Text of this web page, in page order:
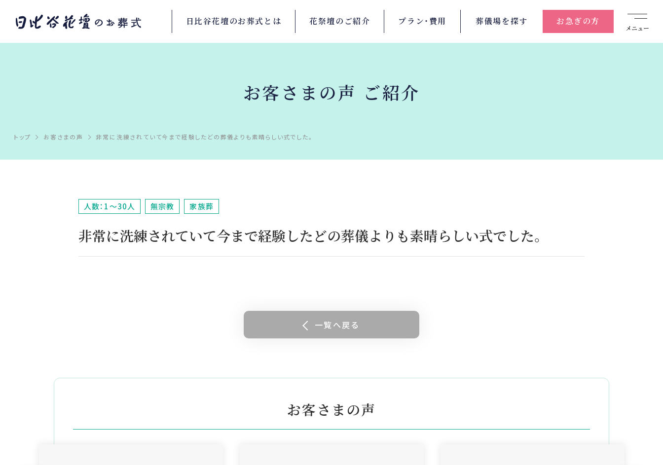
メニュー
日比谷花壇のお葬式とは 花祭壇の ご紹介 プラン・ 費用 葬儀場を探す お急ぎの方
お客さまの声 ご紹介
トップ お客さまの声 非常に洗練されていて今まで経験したどの葬儀よりも素晴らしい式でした。
人数：1～30人 無宗教 家族葬
非常に洗練されていて今まで経験したどの葬儀よりも素晴らしい式でした。
一覧へ戻る
お客さまの声